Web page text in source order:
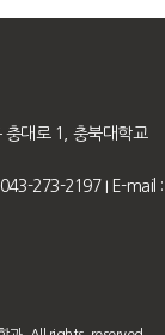
대로 1, 충북대학교
043-273-2197 I E-mail :